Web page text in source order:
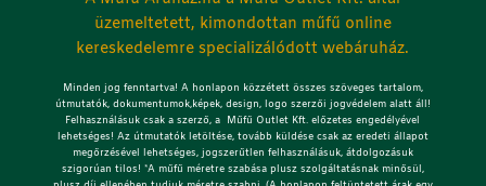
üzemeltetett, kimondottan műfű online
kereskedelemre specializálódott webáruház.
Minden jog fenntartva! A honlapon közzétett összes szöveges tartalom,
útmutatók, dokumentumok,képek, design, logo szerzői jogvédelem alatt áll!
Felhasználásuk csak a szerző, a Műfű Outlet Kft. előzetes engedélyével
lehetséges! Az útmutatók letöltése, tovább küldése csak az eredeti állapot
megőrzésével lehetséges, jogszerűtlen felhasználásuk, átdolgozásuk
szigorúan tilos! *A műfű méretre szabása plusz szolgáltatásnak minősül,